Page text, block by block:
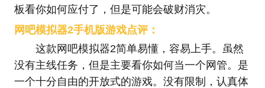
板看你如何应付了，但是可能会破财消灾。
网吧模拟器2手机版游戏点评：
这款网吧模拟器2简单易懂，容易上手。虽然
没有主线任务，但是主要看你如何当一个网管。是
一个十分自由的开放式的游戏。没有限制，认真体